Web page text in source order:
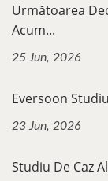
Următoarea
Acum...
25 Jun, 2026
Eversoon
23 Jun, 2026
Studiu De Caz